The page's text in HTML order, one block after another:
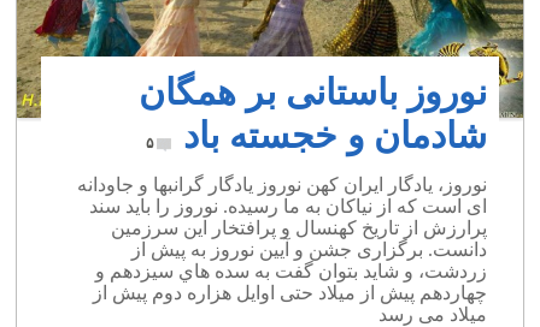
نوروز باستانی بر همگان
شادمان و خجسته باد
۵
نوروز، یادگار ایران کهن نوروز یادگار گرانبها و جاودانه
ای است که از نیاکان به ما رسیده. نوروز را باید سند
پرارزش از تاریخ کهنسال و پرافتخار این سرزمین
دانست. برگزاری جشن و آیین نوروز به پيش از
زردشت، و شايد بتوان گفت به سده هاي سيزدهم و
چهاردهم پيش از ميلاد حتی اوايل هزاره دوم پيش از
ميلاد می رسد